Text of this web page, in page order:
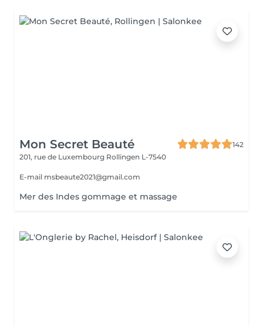
Mon Secret Beauté
142
201, rue de Luxembourg Rollingen L-7540
E-mail msbeaute2021@gmail.com
Mer des Indes gommage et massage